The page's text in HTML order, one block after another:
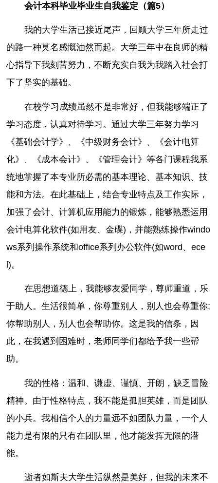
会计本科毕业毕业生自我鉴定（篇5）
我的大学生活已接近尾声，回顾大学三年所走过
的路一种莫名感慨油然而起。大学三年中在良师的精
心指导下我刻苦努力，不断充实自我为我踏入社会打
下了坚实的基础。
在校学习成绩虽然不是非常好，但我能够端正了
学习态度，认真对待学习。通过大学三年努力学习
《基础会计学》、《中级财务会计》、《会计电算
化》、《成本会计》、《管理会计》等各门课程我系
统地掌握了本专业所必需的基本理论、基本知识、技
能和方法。在此基础上，结合专业特点及工作实际，
加强了会计、计算机应用能力的锻炼，能够熟悉运用
会计电算化软件(如用友、金碟)，并能熟练操作windo
ws系列操作系统和office系列办公软件(如word、ece
l)。
在思想道德上，我能够友爱同学，尊师重道，乐
于助人。生活很简单，你尊重别人，别人也会尊重你;
你帮助别人，别人也会帮助你。这是我的信条，因
此，在我遇到困难时，老师同学们都给予我一些帮
助。
我的性格：温和、谦虚、谨慎、开朗，缺乏冒险
精神。由于性格特点，我不能是孤胆英雄，而是团队
的小兵。我相信个人的力量远不如团队力量，一个人
能力是有限的只有在团队里，他才能发挥无限的潜
能。
逝者如斯夫大学生活纵然是美好，但我的未来不